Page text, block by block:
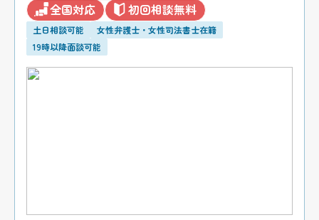
全国対応 初回相談無料
土日相談可能
女性弁護士・女性司法書士在籍
19時以降面談可能